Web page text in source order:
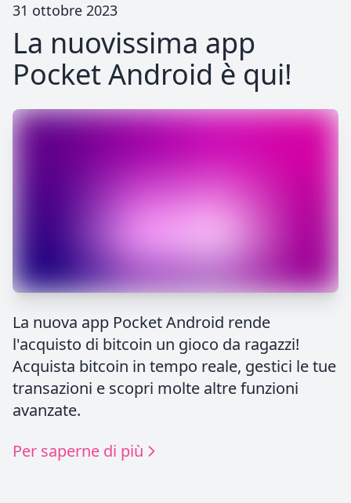
31 ottobre 2023
La nuovissima app
Pocket Android è qui!
La nuova app Pocket Android rende
l'acquisto di bitcoin un gioco da ragazzi!
Acquista bitcoin in tempo reale, gestici le tue
transazioni e scopri molte altre funzioni
avanzate.
Per saperne di più